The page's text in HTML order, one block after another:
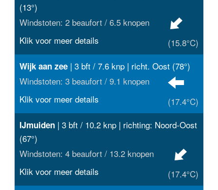
(13°)
Windstoten: 2 beaufort / 6.5 knopen
(15.8°C)
Klik voor meer details
Wijk aan zee | 3 bft / 7.6 knp | richt. Oost (78°)
Windstoten: 3 beaufort / 9.1 knopen
(17.4°C)
Klik voor meer details
IJmuiden | 3 bft / 10.2 knp | richting: Noord-Oost
(67°)
Windstoten: 4 beaufort / 13.2 knopen
(17.4°C)
Klik voor meer details